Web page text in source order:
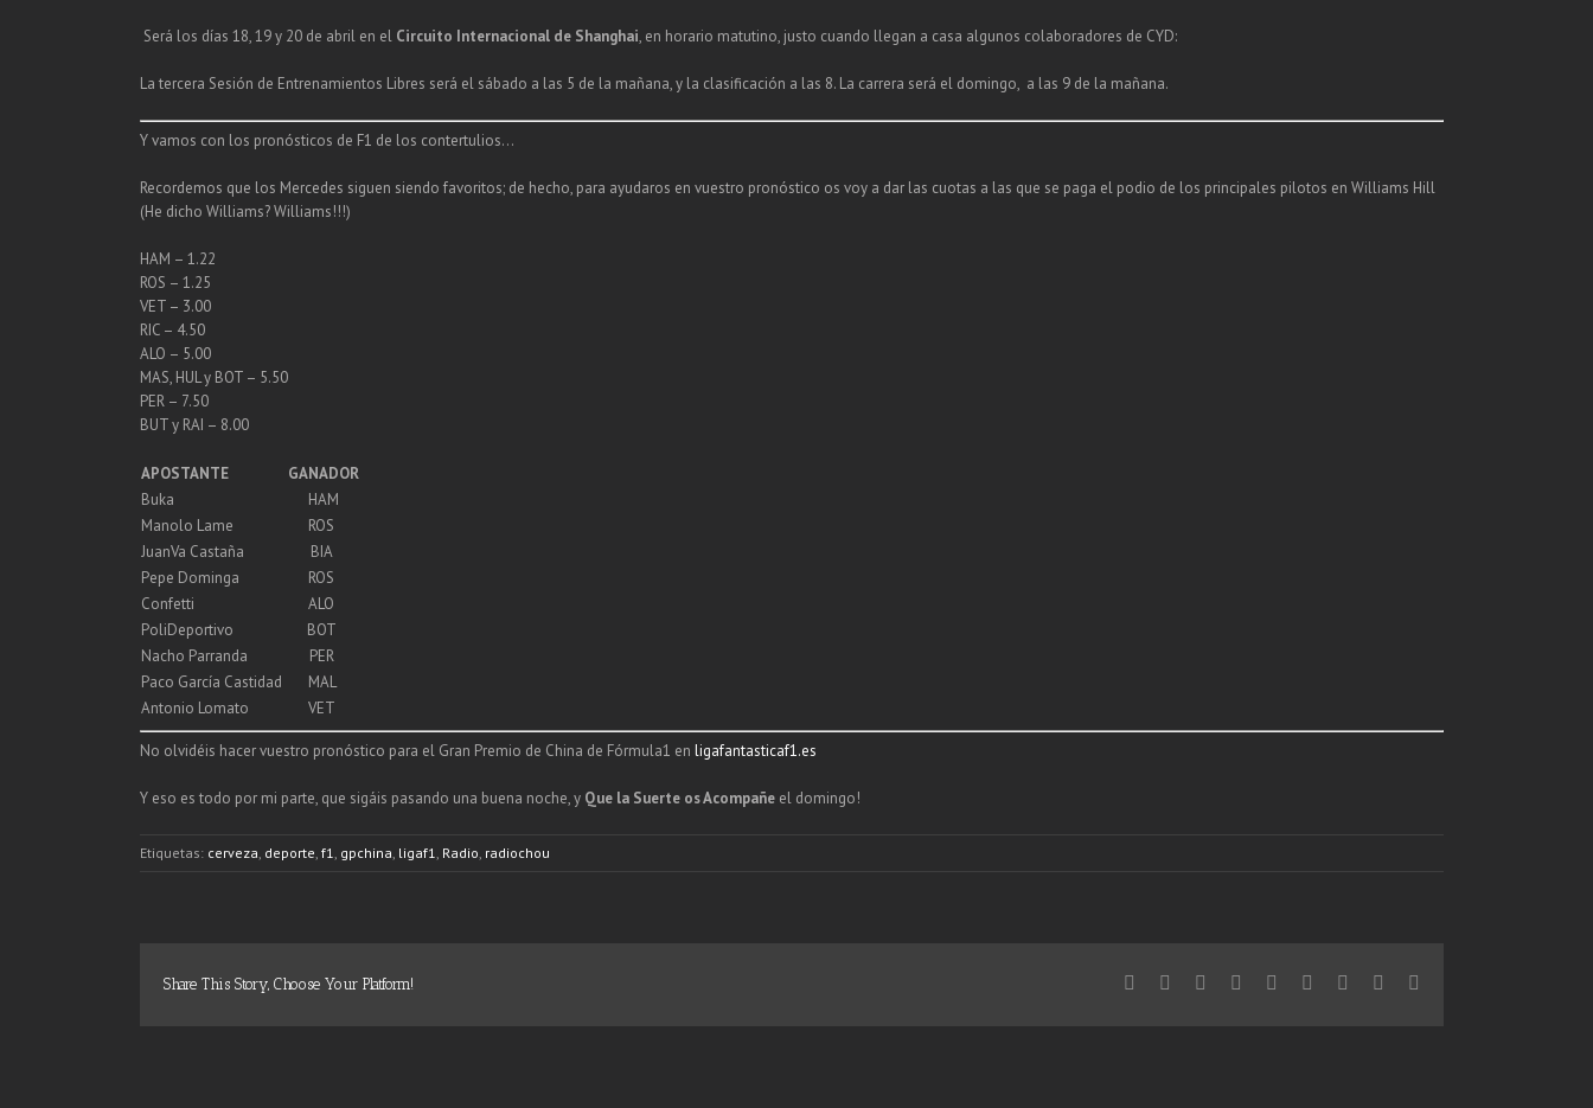
Será los días 18, 19 y 20 de abril en el Circuito Internacional de Shanghai, en horario matutino, justo cuando llegan a casa algunos colaboradores de CYD:
La tercera Sesión de Entrenamientos Libres será el sábado a las 5 de la mañana, y la clasificación a las 8. La carrera será el domingo, a las 9 de la mañana.
Y vamos con los pronósticos de F1 de los contertulios…
Recordemos que los Mercedes siguen siendo favoritos; de hecho, para ayudaros en vuestro pronóstico os voy a dar las cuotas a las que se paga el podio de los principales pilotos en Williams Hill
(He dicho Williams? Williams!!!)
HAM – 1.22
ROS – 1.25
VET – 3.00
RIC – 4.50
ALO – 5.00
MAS, HUL y BOT – 5.50
PER – 7.50
BUT y RAI – 8.00
APOSTANTE
GANADOR
Buka
HAM
Manolo Lame
ROS
JuanVa Castaña
BIA
Pepe Dominga
ROS
Confetti
ALO
PoliDeportivo
BOT
Nacho Parranda
PER
Paco García Castidad
MAL
Antonio Lomato
VET
No olvidéis hacer vuestro pronóstico para el Gran Premio de China de Fórmula1 en ligafantasticaf1.es
Y eso es todo por mi parte, que sigáis pasando una buena noche, y Que la Suerte os Acompañeel domingo!
Etiquetas: cerveza, deporte, f1, gpchina, ligaf1, Radio, radiochou
Share This Story, Choose Your Platform!